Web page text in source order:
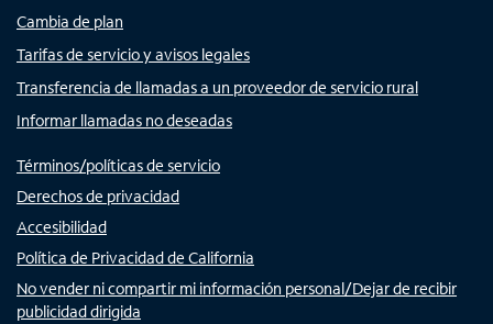
Cambia de plan
Tarifas de servicio y avisos legales
Transferencia de llamadas a un proveedor de servicio rural
Informar llamadas no deseadas
Términos/políticas de servicio
Derechos de privacidad
Accesibilidad
Política de Privacidad de California
No vender ni compartir mi información personal/Dejar de recibir
publicidad dirigida